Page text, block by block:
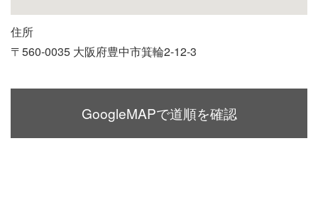
住所
〒560-0035 大阪府豊中市箕輪2-12-3
GoogleMAPで道順を確認